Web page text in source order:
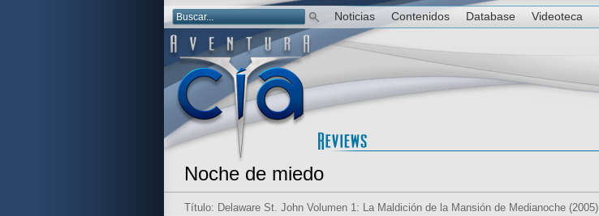
Noticias Contenidos Database Videoteca
Noche de miedo
Título: Delaware St. John Volumen 1: La Maldición de la Mansión de Medianoche (2005)